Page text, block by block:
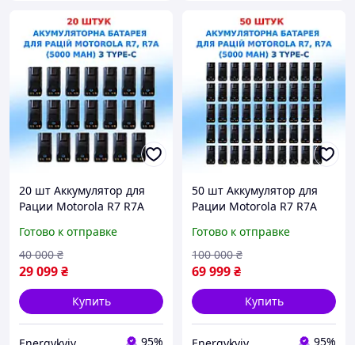
20 шт Аккумулятор для
Рации Motorola R7 R7A
Батарея на
Радиостанцию Моторола
Р7 PMNN4808A
Готово к отправке
29 099₴
40 000 ₴
Купить
95%
50 шт Аккумулятор для
Рации Motorola R7 R7A
Батарея на
Радиостанцию Моторола
Р7 PMNN4808A
Готово к отправке
69 999₴
100 000 ₴
Купить
95%